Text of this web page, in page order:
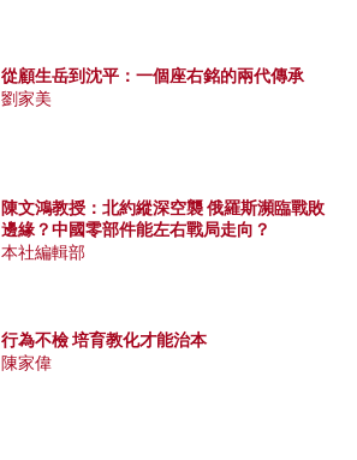
從顧生岳到沈平：一個座右銘的兩代傳承
劉家美
陳文鴻教授：北約縱深空襲 俄羅斯瀕臨戰敗
邊緣？中國零部件能左右戰局走向？
本社編輯部
行為不檢 培育教化才能治本
陳家偉